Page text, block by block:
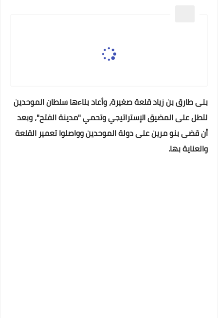
بنى طارق بن زياد قلعة صغيرة، وأعاد بناءها سلطان الموحدين
لتطل على المضيق الإستراتيجي وتحمي "مدينة الفتح"، وبعد
أن قضى بنو مرين على دولة الموحدين وواصلوا تعمير القلعة
والعناية بها.